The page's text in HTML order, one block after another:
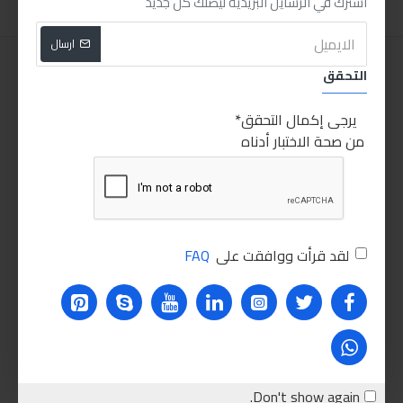
ارسال
التحقق
يرجى إكمال التحقق
من صحة الاختبار أدناه
لقد قرأت ووافقت على FAQ
Don't show again.